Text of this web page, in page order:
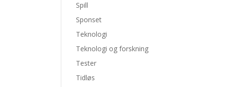
Spill
Sponset
Teknologi
Teknologi og forskning
Tester
Tidløs